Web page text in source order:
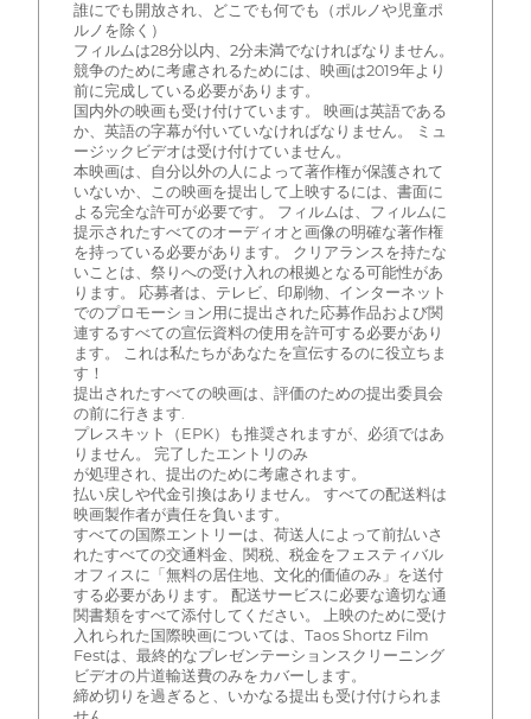
誰にでも開放され、どこでも何でも（ポルノや児童ポ
ルノを除く）
フィルムは28分以内、2分未満でなければなりません。
競争のために考慮されるためには、映画は2019年より
前に完成している必要があります。
国内外の映画も受け付けています。 映画は英語である
か、英語の字幕が付いていなければなりません。 ミュ
ージックビデオは受け付けていません。
本映画は、自分以外の人によって著作権が保護されて
いないか、この映画を提出して上映するには、書面に
よる完全な許可が必要です。 フィルムは、フィルムに
提示されたすべてのオーディオと画像の明確な著作権
を持っている必要があります。 クリアランスを持たな
いことは、祭りへの受け入れの根拠となる可能性があ
ります。 応募者は、テレビ、印刷物、インターネット
でのプロモーション用に提出された応募作品および関
連するすべての宣伝資料の使用を許可する必要があり
ます。 これは私たちがあなたを宣伝するのに役立ちま
す！
提出されたすべての映画は、評価のための提出委員会
の前に行きます.
プレスキット（EPK）も推奨されますが、必須ではあ
りません。 完了したエントリのみ
が処理され、提出のために考慮されます。
払い戻しや代金引換はありません。 すべての配送料は
映画製作者が責任を負います。
すべての国際エントリーは、荷送人によって前払いさ
れたすべての交通料金、関税、税金をフェスティバル
オフィスに「無料の居住地、文化的価値のみ」を送付
する必要があります。 配送サービスに必要な適切な通
関書類をすべて添付してください。 上映のために受け
入れられた国際映画については、Taos Shortz Film
Festは、最終的なプレゼンテーションスクリーニング
ビデオの片道輸送費のみをカバーします。
締め切りを過ぎると、いかなる提出も受け付けられま